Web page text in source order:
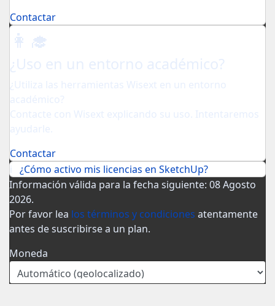
Contactar
👩‍🎓
¿Uso en un entorno académico?
¿Utiliza las herramientas Wisext en un entorno
académico?
Contacte con Wisext explicando su uso. Intentaremos
ayudarle.
Contactar
¿Cómo activo mis licencias en SketchUp?
Información válida para la fecha siguiente: 08 Agosto
2026.
Por favor lea los términos y condiciones atentamente
antes de suscribirse a un plan.
Moneda